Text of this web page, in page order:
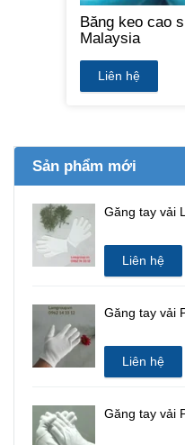
Băng keo cao
Malaysia
Liên hệ
Sản phẩm mới
Găng tay vải
Liên hệ
Găng tay vải
Liên hệ
Găng tay vải